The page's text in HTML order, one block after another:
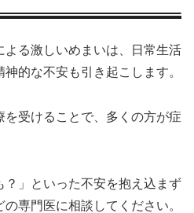
よる激しいめまいは、日常生活
的な不安も引き起こします。
を受けることで、多くの方が症
？」といった不安を抱え込まず
専門医に相談してください。